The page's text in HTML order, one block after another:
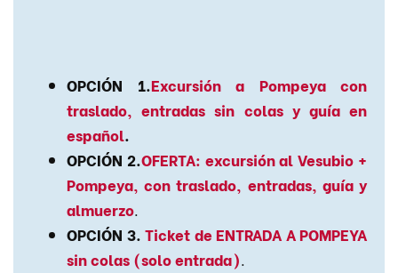
OPCIÓN 1.Excursión a Pompeya con
traslado, entradas sin colas y guía en
español.
OPCIÓN 2.OFERTA: excursión al Vesubio +
Pompeya, con traslado, entradas, guía y
almuerzo.
OPCIÓN 3. Ticket de ENTRADA A POMPEYA
sin colas (solo entrada).